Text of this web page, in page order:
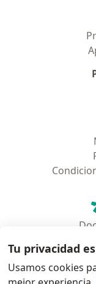
Tu privacidad
Usamos cookies